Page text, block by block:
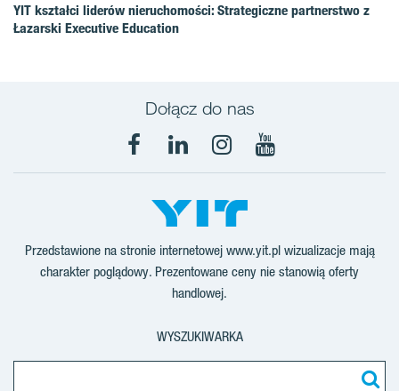
YIT kształci liderów nieruchomości: Strategiczne partnerstwo z
Łazarski Executive Education
Dołącz do nas
Facebook
LinkedInInstagram
YouTube
Przedstawione na stronie internetowej www.yit.pl wizualizacje mają
charakter poglądowy. Prezentowane ceny nie stanowią oferty
handlowej.
WYSZUKIWARKA